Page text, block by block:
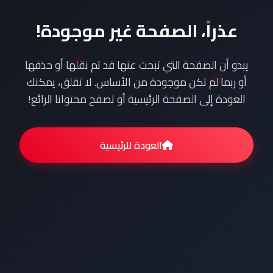
عذراً، الصفحة غير موجودة!
يبدو أن الصفحة التي تبحث عنها قد تم نقلها أو حذفها
أو ربما لم تكن موجودة من الأساس. لا تقلق، يمكنك
العودة إلى الصفحة الرئيسية أو تصفح محتوانا الرائع!
العودة للرئيسية